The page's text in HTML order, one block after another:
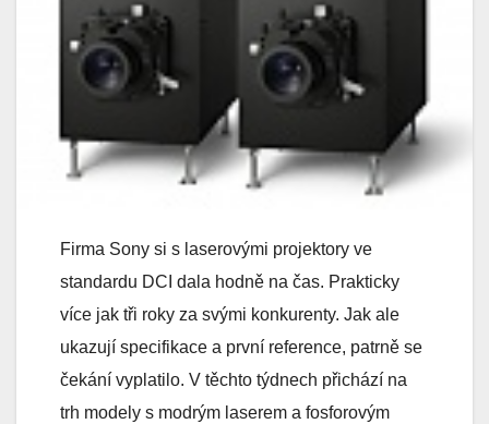
Firma Sony si s laserovými projektory ve
standardu DCI dala hodně na čas. Prakticky
více jak tři roky za svými konkurenty. Jak ale
ukazují specifikace a první reference, patrně se
čekání vyplatilo. V těchto týdnech přichází na
trh modely s modrým laserem a fosforovým